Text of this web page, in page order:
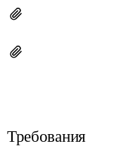
Требования